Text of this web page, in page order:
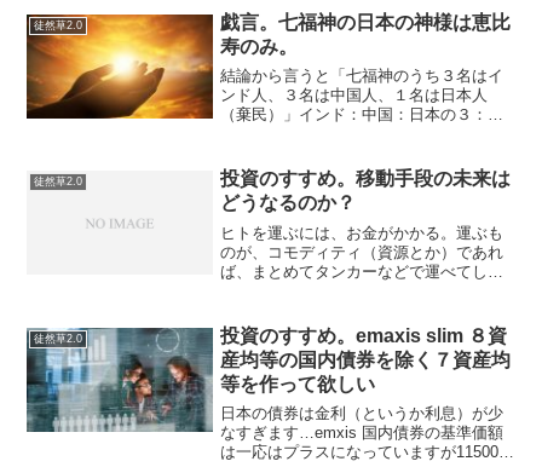
としては「そんなに多くない」と感じま
す。給料よりも自分...
徒然草2.0
戯言。七福神の日本の神様は恵比
寿のみ。
結論から言うと「七福神のうち３名はイ
ンド人、３名は中国人、１名は日本人
（棄民）」インド：中国：日本の３：
かがデザイン（編集）したからではない
か。７つの習慣じゃないけど７...
徒然草2.0
投資のすすめ。移動手段の未来は
どうなるのか？
ヒトを運ぶには、お金がかかる。運ぶも
のが、コモディティ（資源とか）であれ
ば、まとめてタンカーなどで運べてしま
に加工することができる。コモディティ
の運搬コストは相対的にヒ...
徒然草2.0
投資のすすめ。emaxis slim ８資
産均等の国内債券を除く７資産均
等を作って欲しい
日本の債券は金利（というか利息）が少
なすぎます…emxis 国内債券の基準価額
は一応はプラスになっていますが11500円